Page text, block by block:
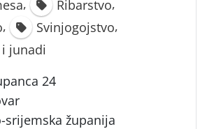
Ribarstvo
, Svinjogojstvo,
junadi
24
srijemska županija